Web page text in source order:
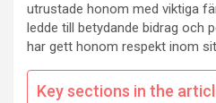
utrustade honom med viktiga
ledde till betydande bidrag och
har gett honom respekt inom
Key sections in the